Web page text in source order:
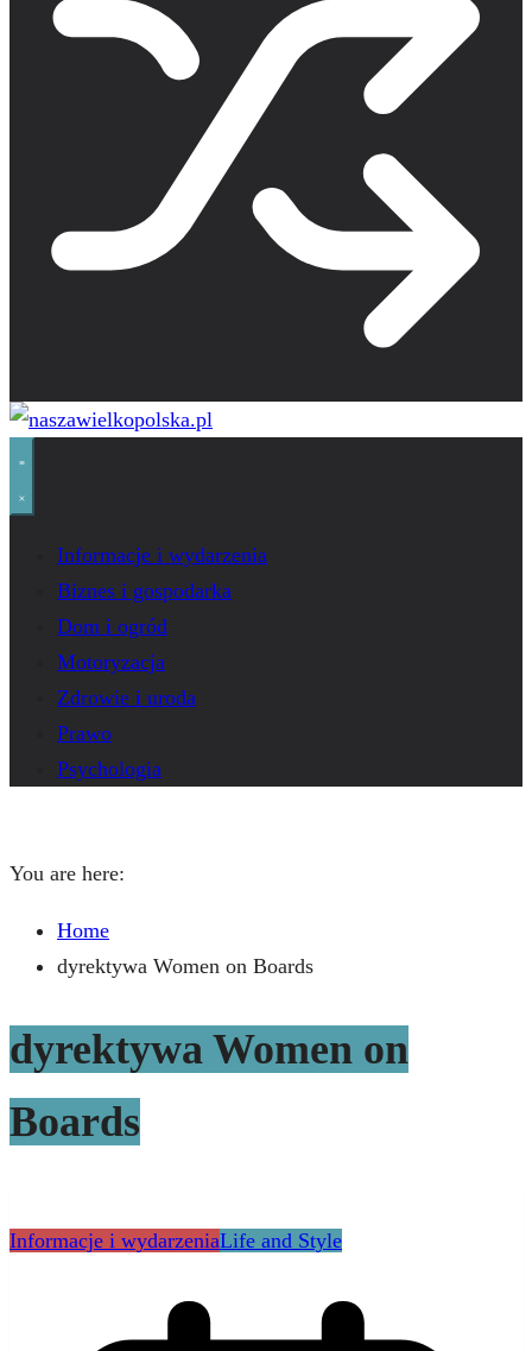
Informacje i wydarzenia
Biznes i gospodarka
Dom i ogród
Motoryzacja
Zdrowie i uroda
Prawo
Psychologia
You are here:
Home
dyrektywa Women on Boards
dyrektywa Women on
Boards
Informacje i wydarzeniaLife and Style